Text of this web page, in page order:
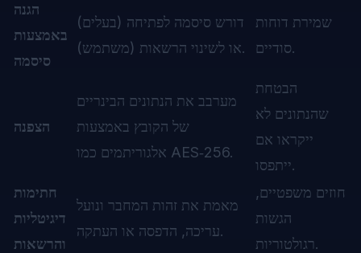
הגנה
באמצעות
סיסמה
דורש סיסמה לפתיחה (בעלים)
או לשינוי הרשאות (משתמש).
שמירת דוחות
סודיים.
הצפנה
מערבב את הנתונים הבינריים
של הקובץ באמצעות
אלגוריתמים כמו AES‑256.
הבטחת
שהנתונים לא
ייקראו אם
ייתפסו.
חתימות
דיגיטליות
והרשאות
מאמת את זהות המחבר ונועל
עריכה, הדפסה או העתקה.
חוזים משפטיים,
הגשות
רגולטוריות.